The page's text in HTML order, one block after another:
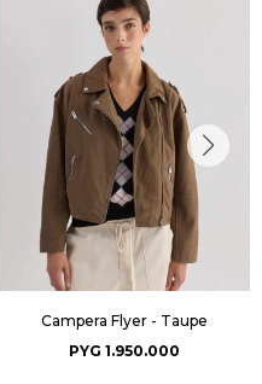
Campera Flyer - Taupe
PYG 1.950.000